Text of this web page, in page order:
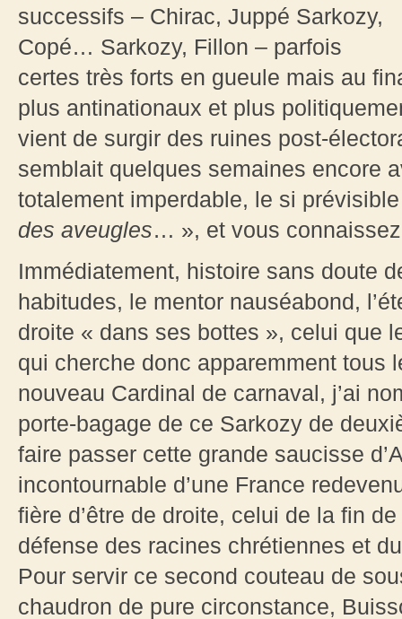
successifs – Chirac, Juppé Sarkozy,
Copé… Sarkozy, Fillon – parfois
certes très forts en gueule mais au
plus antinationaux et plus
vient de surgir des ruines post-
semblait quelques semaines encore
totalement imperdable, le si
des aveugles… », et vous
Immédiatement, histoire sans doute
habitudes, le mentor nauséabond,
droite « dans ses bottes », celui que
qui cherche donc apparemment tous
nouveau Cardinal de carnaval, j’ai
porte-bagage de ce Sarkozy de
faire passer cette grande saucisse
incontournable d’une France
fière d’être de droite, celui de la fin
défense des racines chrétiennes et
Pour servir ce second couteau de
chaudron de pure circonstance,